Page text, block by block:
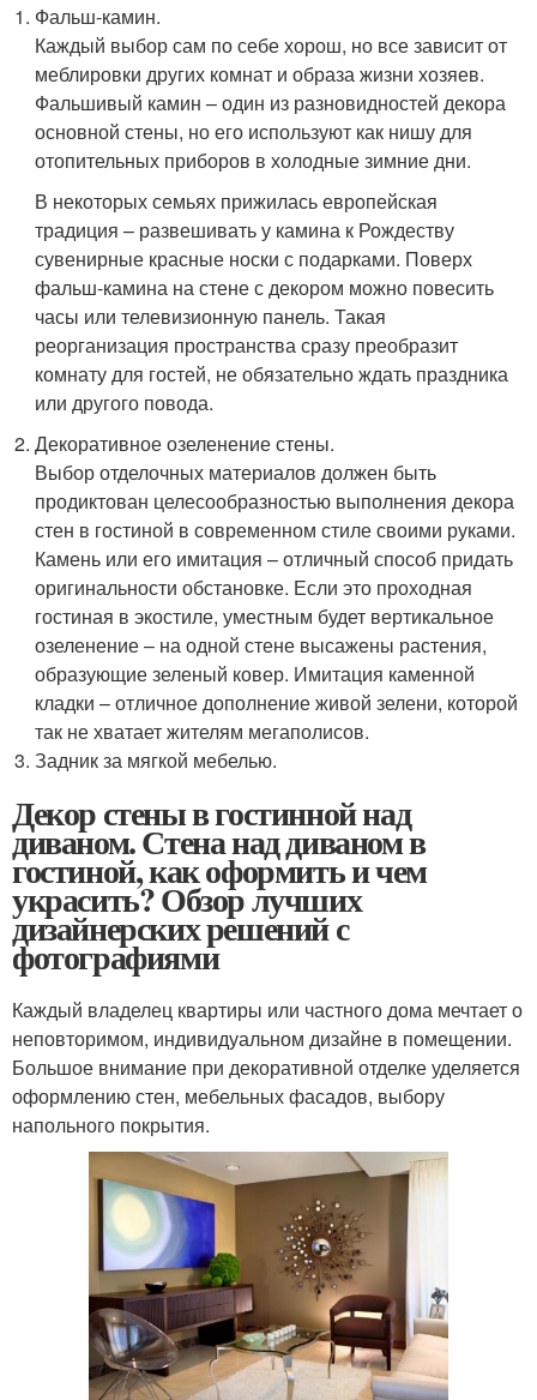
Фальш-камин.
Каждый выбор сам по себе хорош, но все зависит от
меблировки других комнат и образа жизни хозяев.
Фальшивый камин – один из разновидностей декора
основной стены, но его используют как нишу для
отопительных приборов в холодные зимние дни.
В некоторых семьях прижилась европейская
традиция – развешивать у камина к Рождеству
сувенирные красные носки с подарками. Поверх
фальш-камина на стене с декором можно повесить
часы или телевизионную панель. Такая
реорганизация пространства сразу преобразит
комнату для гостей, не обязательно ждать праздника
или другого повода.
Декоративное озеленение стены.
Выбор отделочных материалов должен быть
продиктован целесообразностью выполнения декора
стен в гостиной в современном стиле своими руками.
Камень или его имитация – отличный способ придать
оригинальности обстановке. Если это проходная
гостиная в экостиле, уместным будет вертикальное
озеленение – на одной стене высажены растения,
образующие зеленый ковер. Имитация каменной
кладки – отличное дополнение живой зелени, которой
так не хватает жителям мегаполисов.
Задник за мягкой мебелью.
Декор стены в гостинной над
диваном. Стена над диваном в
гостиной, как оформить и чем
украсить? Обзор лучших
дизайнерских решений с
фотографиями
Каждый владелец квартиры или частного дома мечтает о
неповторимом, индивидуальном дизайне в помещении.
Большое внимание при декоративной отделке уделяется
оформлению стен, мебельных фасадов, выбору
напольного покрытия.